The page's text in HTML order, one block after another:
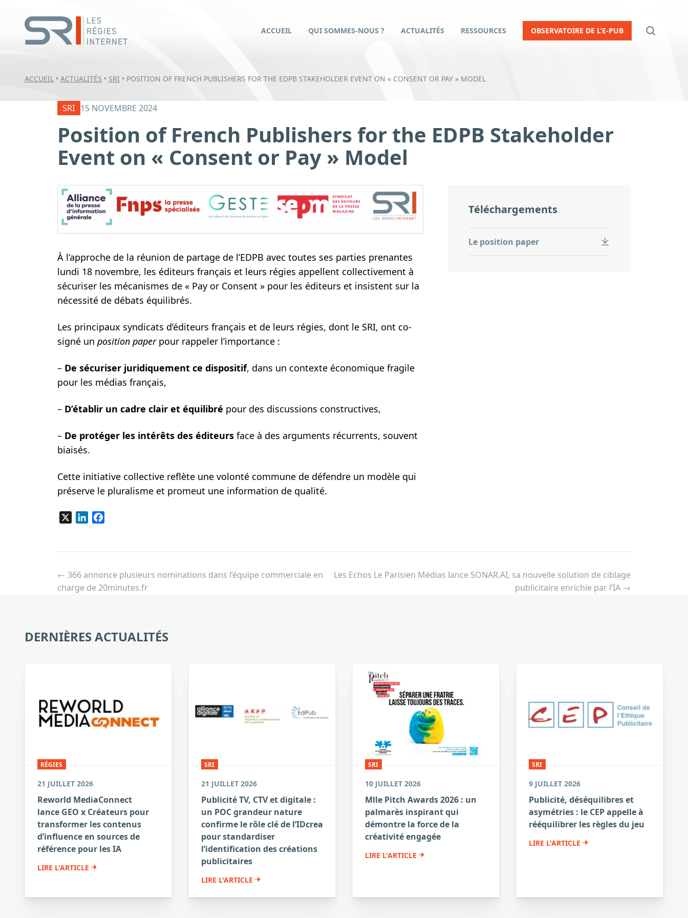
ACCUEIL QUI SOMMES-NOUS ? ACTUALITÉS RESSOURCES OBSERVATOIRE DE L’E-PUB
ACCUEIL • ACTUALITÉS • SRI • POSITION OF FRENCH PUBLISHERS FOR THE EDPB STAKEHOLDER EVENT ON « CONSENT OR PAY » MODEL
SRI 15 NOVEMBRE 2024
Position of French Publishers for the EDPB Stakeholder
Event on « Consent or Pay » Model
À l’approche de la réunion de partage de l’EDPB avec toutes ses parties prenantes
lundi 18 novembre, les éditeurs français et leurs régies appellent collectivement à
sécuriser les mécanismes de « Pay or Consent » pour les éditeurs et insistent sur la
nécessité de débats équilibrés.
Les principaux syndicats d’éditeurs français et de leurs régies, dont le SRI, ont co-
signé un position paperpour rappeler l’importance :
– De sécuriser juridiquement ce dispositif, dans un contexte économique fragile
pour les médias français,
– D’établir un cadre clair et équilibré pour des discussions constructives,
– De protéger les intérêts des éditeurs face à des arguments récurrents, souvent
biaisés.
Cette initiative collective reflète une volonté commune de défendre un modèle qui
préserve le pluralisme et promeut une information de qualité.
LinkedIn
Téléchargements
Le position paper
de
l’article
← 366 annonce plusieurs nominations dans l’équipe commerciale en
charge de 20minutes.fr
Les Echos Le Parisien Médias lance SONAR.AI, sa nouvelle solution de ciblage
publicitaire enrichie par l’IA →
DERNIÈRES ACTUALITÉS
RÉGIES
21 JUILLET 2026
Reworld MediaConnect
lance GEO x Créateurs pour
transformer les contenus
d’influence en sources de
référence pour les IA
LIRE L'ARTICLE
SRI
21 JUILLET 2026
Publicité TV, CTV et digitale :
un POC grandeur nature
confirme le rôle clé de l’IDcrea
pour standardiser
l’identification des créations
publicitaires
LIRE L'ARTICLE
SRI
10 JUILLET 2026
Mlle Pitch Awards 2026 : un
palmarès inspirant qui
démontre la force de la
créativité engagée
LIRE L'ARTICLE
SRI
9 JUILLET 2026
Publicité, déséquilibres et
asymétries : le CEP appelle à
rééquilibrer les règles du jeu
LIRE L'ARTICLE